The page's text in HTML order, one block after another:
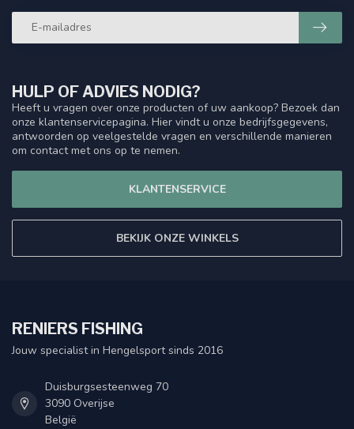
HULP OF ADVIES NODIG?
Heeft u vragen over onze producten of uw aankoop? Bezoek dan
onze klantenservicepagina. Hier vindt u onze bedrijfsgegevens,
antwoorden op veelgestelde vragen en verschillende manieren
om contact met ons op te nemen.
KLANTENSERVICE
BEKIJK ONZE WINKELS
RENIERS FISHING
Jouw specialist in Hengelsport sinds 2016
Duisburgsesteenweg 70
3090 Overijse
België